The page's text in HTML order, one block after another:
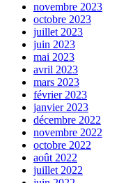
novembre 2023
octobre 2023
juillet 2023
juin 2023
mai 2023
avril 2023
mars 2023
février 2023
janvier 2023
décembre 2022
novembre 2022
octobre 2022
août 2022
juillet 2022